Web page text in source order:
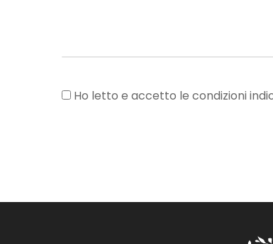
Ho letto e accetto le condizioni